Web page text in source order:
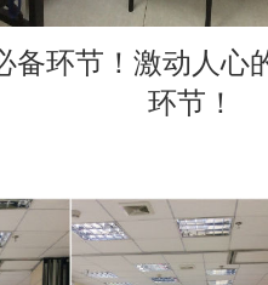
备环节！激动人心
环节！